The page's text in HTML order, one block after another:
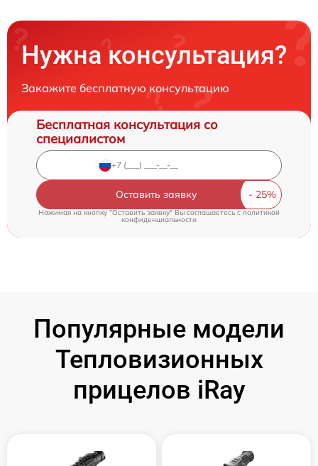
Нужна консультация?
Закажите бесплатную консультацию
Бесплатная консультация со
специалистом
Оставить заявку
Нажимая на кнопку "Оставить заявку" Вы соглашаетесь cполитикой
конфиденциальности
Популярные модели
Тепловизионных
прицелов iRay